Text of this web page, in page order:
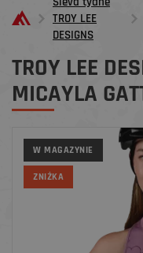
TROY LEE
DESIGNS
TROY LEE
MICAYLA
W MAGAZYNIE
ZNIŻKA